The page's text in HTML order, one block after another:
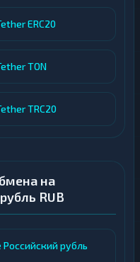
ERC20
TON
TRC20
на
RUB
рубль